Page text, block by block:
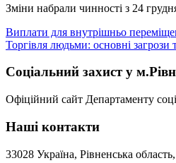
Зміни набрали чинності з 24
Навігація
записів
Виплати для внутрішньо
Торгівля людьми: основні
Соціальний захист у
Офіційний сайт Департаменту
Наші контакти
33028 Україна, Рівненська